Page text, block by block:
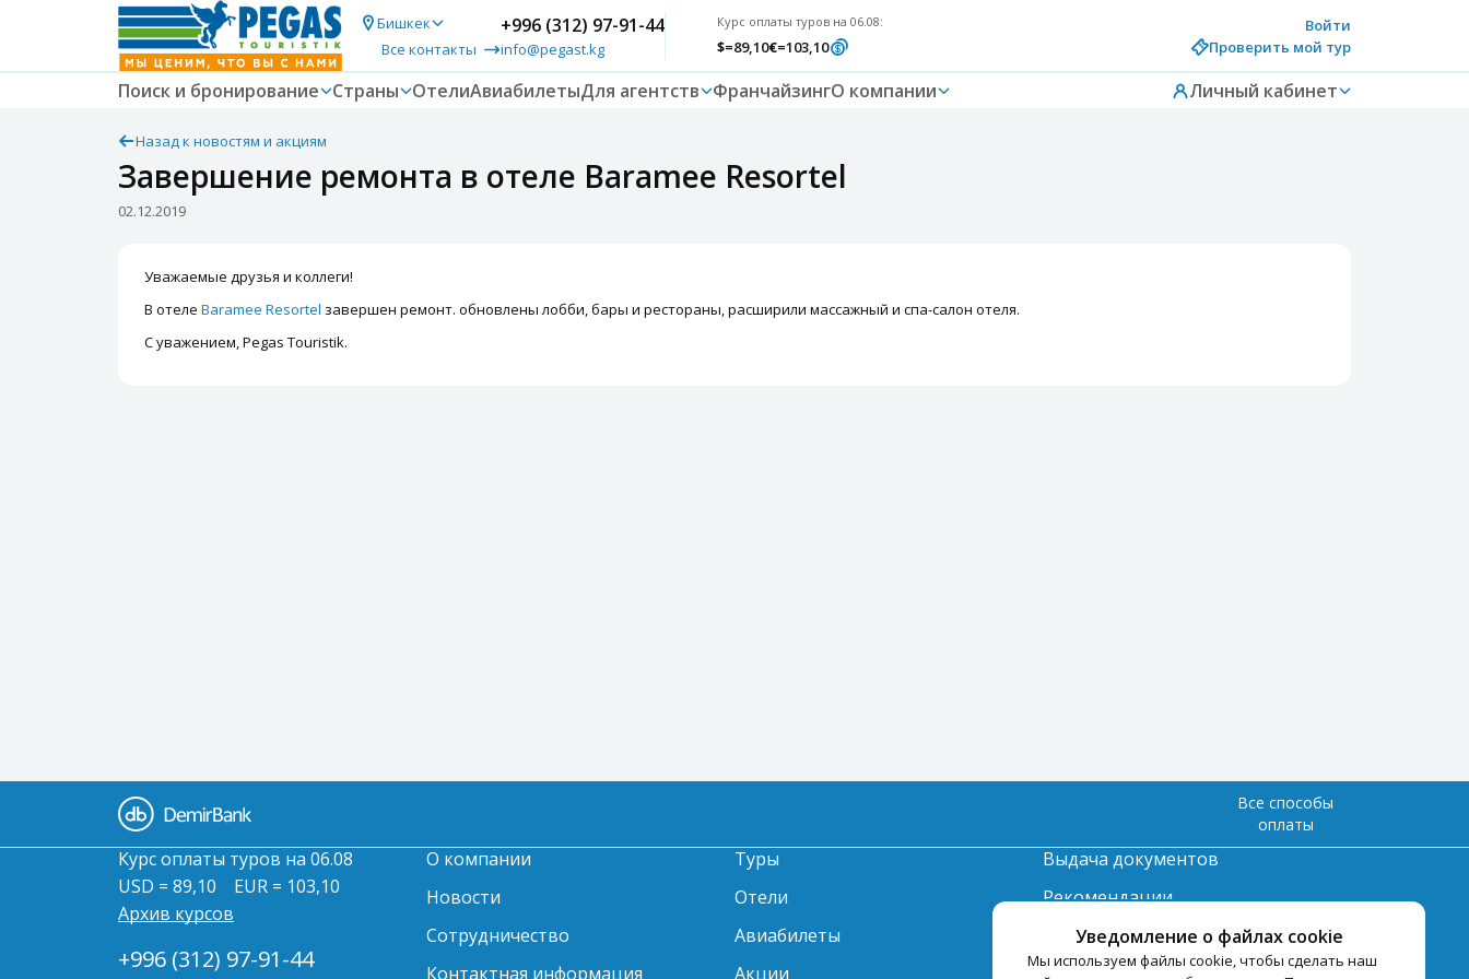
Бишкек
Все контакты
+996 (312) 97-91-44
info@pegast.kg
Курс оплаты туров на 06.08:
$=89,10€=103,10
Войти
Проверить мой тур
Поиск и бронирование Страны ОтелиАвиабилетыДля агентств ФранчайзингО компании Личный кабинет
Назад к новостям и акциям
Завершение ремонта в отеле Baramee Resortel
02.12.2019
Уважаемые друзья и коллеги!
В отеле Baramee Resortel завершен ремонт. обновлены лобби, бары и рестораны, расширили массажный и спа-салон отеля.
С уважением, Pegas Touristik.
Уведомление о файлах cookie
Мы используем файлы cookie, чтобы сделать наш
Все способы
оплаты
Курс оплаты туров на 06.08
USD = 89,10
EUR = 103,10
Архив курсов
+996 (312) 97-91-44
О компании
Новости
Сотрудничество
Контактная информация
Туры
Отели
Авиабилеты
Акции
Выдача документов
Рекомендации
Вопрос-ответ
Счет и оплата